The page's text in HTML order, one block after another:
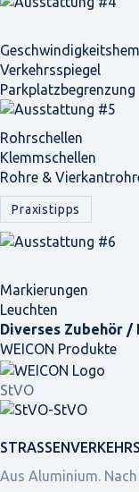
Verkehrsspiegel
Parkplatz­begrenzung
Rohrschellen
Klemmschellen
Rohre &
Praxistipps
Markierungen
Leuchten
Diverses Zubehör /
WEICON Produkte
StVO
Aus Aluminium.